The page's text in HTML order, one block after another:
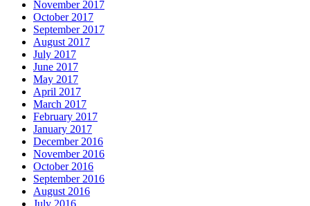
November 2017
October 2017
September 2017
August 2017
July 2017
June 2017
May 2017
April 2017
March 2017
February 2017
January 2017
December 2016
November 2016
October 2016
September 2016
August 2016